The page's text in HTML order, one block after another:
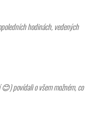
hodinách, vedených
povídali o všem možném, co